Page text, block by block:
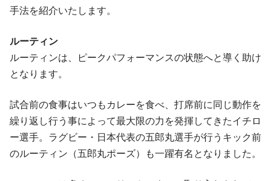
手法を紹介いたします。
ルーティン
ルーティンは、ピークパフォーマンスの状態へと導く助け
となります。
試合前の食事はいつもカレーを食べ、打席前に同じ動作を
繰り返し行う事によって最大限の力を発揮してきたイチロ
ー選手。ラグビー・日本代表の五郎丸選手が行うキック前
のルーティン（五郎丸ポーズ）も一躍有名となりました。